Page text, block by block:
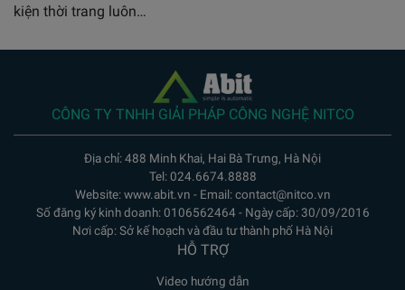
kiện thời trang luôn…
CÔNG TY TNHH GIẢI PHÁP CÔNG NGHỆ NITCO
Địa chỉ: 488 Minh Khai, Hai Bà Trưng, Hà Nội
Tel: 024.6674.8888
Website: www.abit.vn - Email: contact@nitco.vn
Số đăng ký kinh doanh: 0106562464 - Ngày cấp: 30/09/2016
Nơi cấp: Sở kế hoạch và đầu tư thành phố Hà Nội
HỖ TRỢ
Video hướng dẫn